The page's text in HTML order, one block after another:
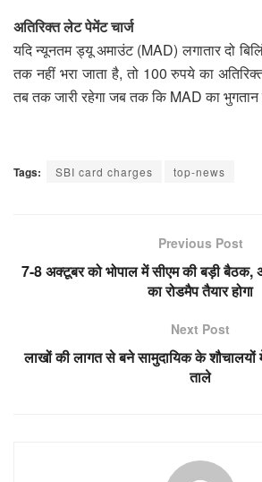
अतिरिक्त लेट पेमेंट चार्ज
यदि न्यूनतम ड्यू अमाउंट (MAD) लगातार दो
तक नहीं भरा जाता है, तो 100 रुपये का
तब तक जारी रहेगा जब तक कि MAD का भुगतान
Tags: SBI card charges top-news
Previous Post
7-8 अक्टूबर को भोपाल में सीएम की बड़ी बैठक,
का रोडमैप तैयार होगा
Next Post
लाखों की लागत से बने सामुदायिक के
ताले